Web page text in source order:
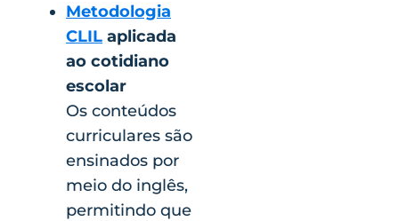
Metodologia
CLIL aplicada
ao cotidiano
escolar
Os conteúdos
curriculares são
ensinados por
meio do inglês,
permitindo que